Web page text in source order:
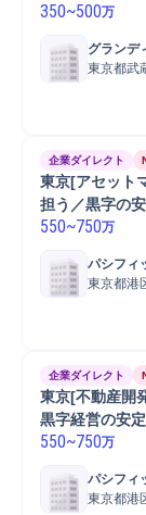
350~500万
グランデ
東京都武
企業ダイレクト
東京[アセット
担う／黒字の
550~750万
パシフィ
ドマネー
東京都港
企業ダイレクト
東京[不動産開
黒字経営の安
550~750万
パシフィ
ドマネー
東京都港